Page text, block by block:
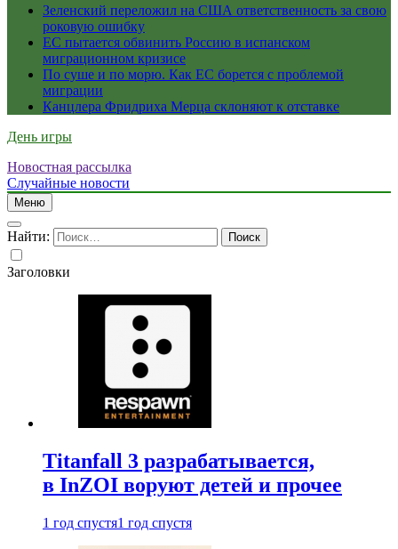
Зеленский переложил на США ответственность за свою
роковую ошибку
ЕС пытается обвинить Россию в испанском
миграционном кризисе
По суше и по морю. Как ЕС борется с проблемой
миграции
Канцлера Фридриха Мерца склоняют к отставке
День игры
Новостная рассылка
Случайные новости
Меню
Найти:
Заголовки
Titanfall 3 разрабатывается,
в InZOI воруют детей и прочее
1 год спустя1 год спустя